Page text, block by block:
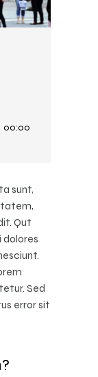
00:00
00:00
sunt,
Qut
dolores
Sed
error sit